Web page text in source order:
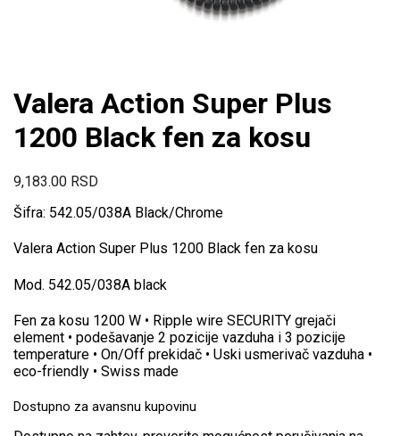
Valera Action Super Plus
1200 Black fen za kosu
9,183.00 RSD
Šifra: 542.05/038A Black/Chrome
Valera Action Super Plus 1200 Black fen za kosu
Mod. 542.05/038A black
Fen za kosu 1200 W • Ripple wire SECURITY grejači
element • podešavanje 2 pozicije vazduha i 3 pozicije
temperature • On/Off prekidač • Uski usmerivač vazduha •
eco-friendly • Swiss made
Dostupno za avansnu kupovinu